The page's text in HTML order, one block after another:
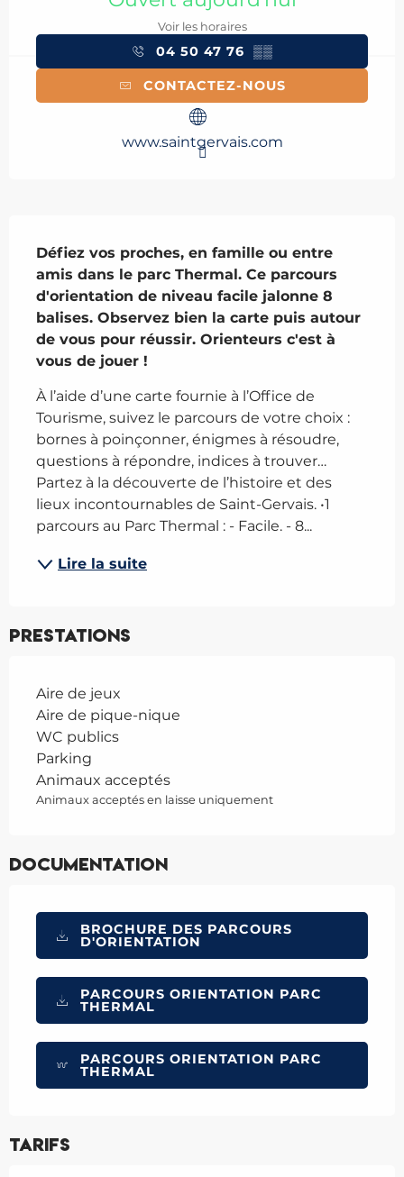
Voir les horaires
04 50 47 76 ▒▒
CONTACTEZ-NOUS
www.saintgervais.com
Défiez vos proches, en famille ou entre
amis dans le parc Thermal. Ce parcours
d'orientation de niveau facile jalonne 8
balises. Observez bien la carte puis autour
de vous pour réussir. Orienteurs c'est à
vous de jouer !
À l’aide d’une carte fournie à l’Office de
Tourisme, suivez le parcours de votre choix :
bornes à poinçonner, énigmes à résoudre,
questions à répondre, indices à trouver…
Partez à la découverte de l’histoire et des
lieux incontournables de Saint-Gervais. •1
parcours au Parc Thermal : - Facile. - 8...
Lire la suite
Prestations
Aire de jeux
Aire de pique-nique
WC publics
Parking
Animaux acceptés
Animaux acceptés en laisse uniquement
Documentation
BROCHURE DES PARCOURS
D'ORIENTATION
PARCOURS ORIENTATION PARC
THERMAL
PARCOURS ORIENTATION PARC
THERMAL
Tarifs